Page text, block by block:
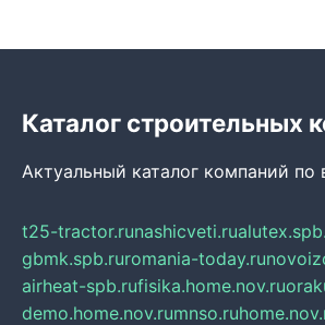
Каталог строительных
Актуальный каталог компаний по
t25-tractor.runashicveti.ru
gbmk.spb.ruromania-today.ru
airheat-spb.rufisika.home.nov.ru
demo.home.nov.rumnso.ru